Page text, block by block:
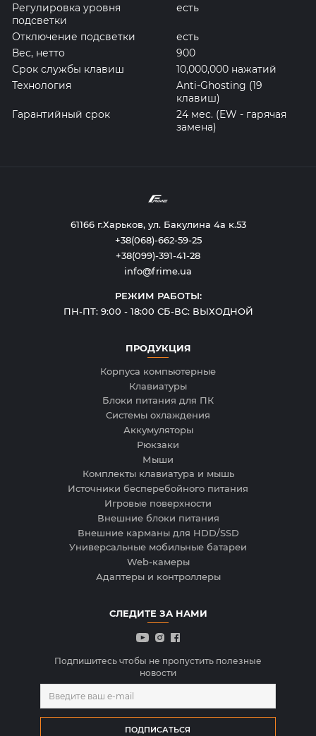
Регулировка уровня
подсветки
есть
Отключение подсветки
есть
Вес, нетто
900
Срок службы клавиш
10,000,000 нажатий
Технология
Anti-Ghosting (19
клавиш)
Гарантийный срок
24 мес. (EW - гарячая
замена)
61166 г.Харьков, ул. Бакулина 4а к.53
+38(068)-662-59-25
+38(099)-391-41-28
info@frime.ua
РЕЖИМ РАБОТЫ:
ПН-ПТ: 9:00 - 18:00 СБ-ВС: ВЫХОДНОЙ
ПРОДУКЦИЯ
Корпуса компьютерные
Клавиатуры
Блоки питания для ПК
Системы охлаждения
Аккумуляторы
Рюкзаки
Мыши
Комплекты клавиатура и мышь
Источники бесперебойного питания
Игровые поверхности
Внешние блоки питания
Внешние карманы для HDD/SSD
Универсальные мобильные батареи
Web-камеры
Адаптеры и контроллеры
СЛЕДИТЕ ЗА НАМИ
Подпишитесь чтобы не пропустить полезные
новости